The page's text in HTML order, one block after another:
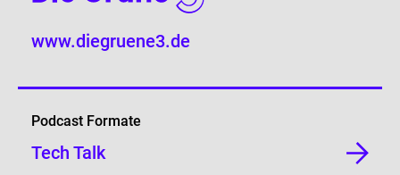
www.diegruene3.de
Podcast Formate
Tech Talk